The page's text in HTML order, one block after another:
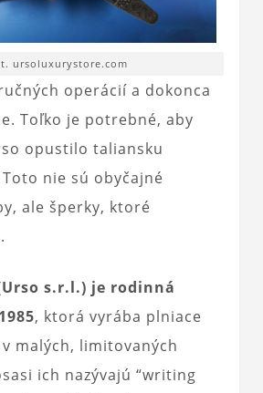
ursoluxurystore.com
operácií a dokonca
Toľko je potrebné, aby
opustilo taliansku
nie sú obyčajné
ale šperky, ktoré
s.r.l.) je rodinná
, ktorá vyrába plniace
malých, limitovaných
ich nazývajú “writing